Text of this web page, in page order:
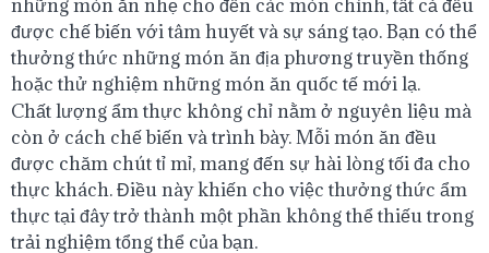
những món ăn nhẹ cho đến các món chính, tất cả đều
được chế biến với tâm huyết và sự sáng tạo. Bạn có thể
thưởng thức những món ăn địa phương truyền thống
hoặc thử nghiệm những món ăn quốc tế mới lạ.
Chất lượng ẩm thực không chỉ nằm ở nguyên liệu mà
còn ở cách chế biến và trình bày. Mỗi món ăn đều
được chăm chút tỉ mỉ, mang đến sự hài lòng tối đa cho
thực khách. Điều này khiến cho việc thưởng thức ẩm
thực tại đây trở thành một phần không thể thiếu trong
trải nghiệm tổng thể của bạn.